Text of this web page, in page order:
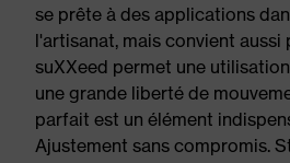
se prête à des applications
l'artisanat, mais convient aussi
suXXeed permet une
une grande liberté de
parfait est un élément
Ajustement sans compromis.